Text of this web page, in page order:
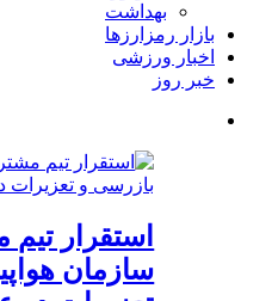
بهداشت
بازار رمزارزها
اخبار ورزشی
خبر روز
استقرار
سازمان